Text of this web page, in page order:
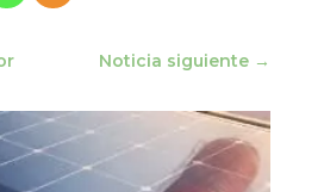
Noticia siguiente →